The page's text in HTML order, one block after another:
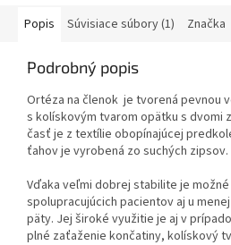
Popis Súvisiace súbory (1) Značka
Podrobný popis
Ortéza na členok je tvorená pevnou
s kolískovým tvarom opätku s dvomi
časť je z textílie obopínajúcej
ťahov je vyrobená zo suchých zipsov.
Vďaka veľmi dobrej stabilite je
spolupracujúcich pacientov aj u
päty. Jej široké využitie je aj v
plné zaťaženie končatiny, kolískový